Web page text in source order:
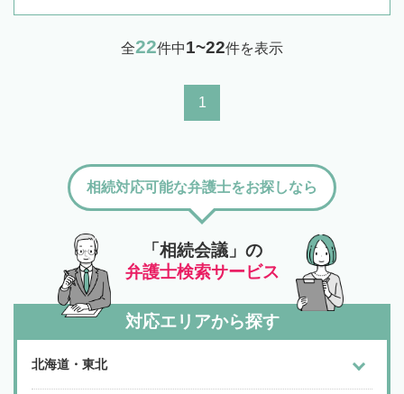
全22件中1~22件を表示
1
「相続会議」の
弁護士検索サービス
相続対応可能な弁護士をお探しなら
対応エリアから探す
北海道・東北